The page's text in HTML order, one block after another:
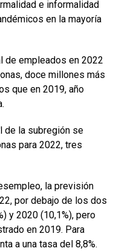
e informalidad
en la mayoría
de empleados en 2022
doce millones más
que en 2019, año
de la subregión se
para 2022, tres
la previsión
por debajo de los dos
y 2020 (10,1%), pero
en 2019. Para
a una tasa del 8,8%.